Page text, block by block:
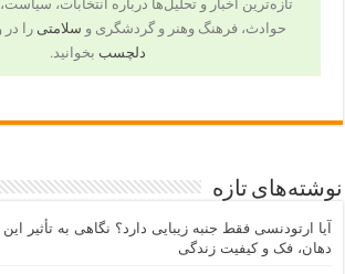
تازه‌ترین اخبار و تحلیل‌ها درباره انتخابات، سیاست،
حوادث، فرهنگ وهنر و گردشگری و سلامتی را
دلچسب بخوانید.
نوشته‌های تازه
آیا ارتودنسی فقط جنبه زیبایی دارد؟ نگاهی به تأثیر
دهان، فک و کیفیت زندگی